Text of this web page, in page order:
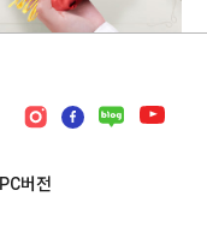
PC버전